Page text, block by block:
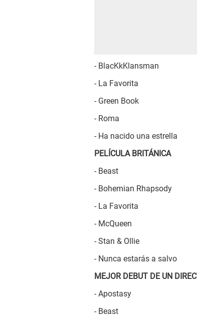
- BlacKkKlansman
- La Favorita
- Green Book
- Roma
- Ha nacido una estrella
PELÍCULA BRITÁNICA
- Beast
- Bohemian Rhapsody
- La Favorita
- McQueen
- Stan & Ollie
- Nunca estarás a salvo
MEJOR DEBUT DE UN
- Apostasy
- Beast